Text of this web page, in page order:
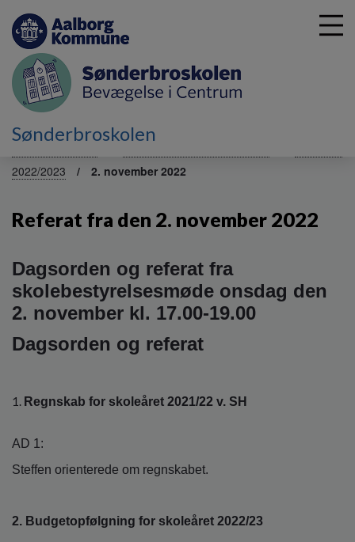
Sønderbroskolen
2022/2023
2. november 2022
Referat fra den 2. november 2022
Dagsorden og referat fra
skolebestyrelsesmøde onsdag den
2. november kl. 17.00-19.00
Dagsorden og referat
Regnskab for skoleåret 2021/22 v. SH
AD 1:
Steffen orienterede om regnskabet.
2. Budgetopfølgning for skoleåret 2022/23